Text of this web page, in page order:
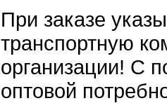
При заказе
транспортную
организации! С
оптовой